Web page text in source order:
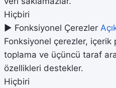
Hiçbiri
► Fonksiyonel Çerezler
Fonksiyonel çerezler, içerik
toplama ve üçüncü taraf
özellikleri destekler.
Hiçbiri